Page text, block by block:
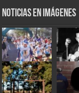
Noticias en Imágenes